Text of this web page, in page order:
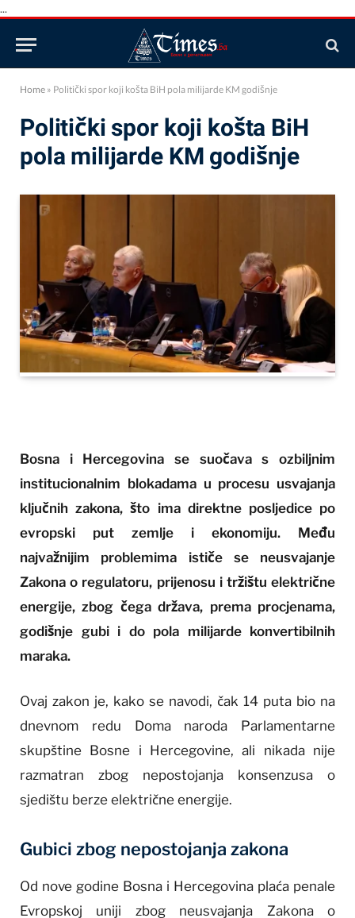
...
Home » Politički spor koji košta BiH pola milijarde KM godišnje
Politički spor koji košta BiH
pola milijarde KM godišnje
Bosna i Hercegovina se suočava s ozbiljnim
institucionalnim blokadama u procesu usvajanja
ključnih zakona, što ima direktne posljedice po
evropski put zemlje i ekonomiju. Među
najvažnijim problemima ističe se neusvajanje
Zakona o regulatoru, prijenosu i tržištu električne
energije, zbog čega država, prema procjenama,
godišnje gubi i do pola milijarde konvertibilnih
maraka.
Ovaj zakon je, kako se navodi, čak 14 puta bio na
dnevnom redu Doma naroda Parlamentarne
skupštine Bosne i Hercegovine, ali nikada nije
razmatran zbog nepostojanja konsenzusa o
sjedištu berze električne energije.
Gubici zbog nepostojanja zakona
Od nove godine Bosna i Hercegovina plaća penale
Evropskoj uniji zbog neusvajanja Zakona o